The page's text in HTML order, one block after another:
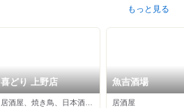
もっと見る
喜どり 上野店 魚吉酒場
居酒屋